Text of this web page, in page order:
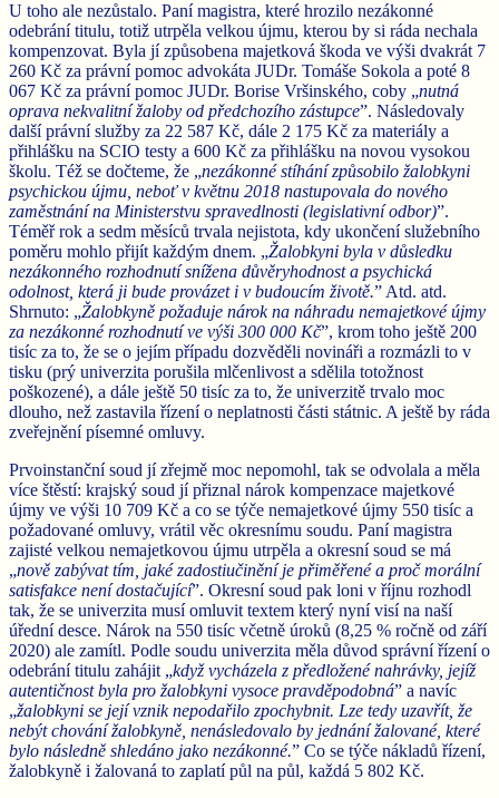
U toho ale nezůstalo. Paní magistra, které hrozilo nezákonné
odebrání titulu, totiž utrpěla velkou újmu, kterou by si ráda nechala
kompenzovat. Byla jí způsobena majetková škoda ve výši dvakrát 7
260 Kč za právní pomoc advokáta JUDr. Tomáše Sokola a poté 8
067 Kč za právní pomoc JUDr. Borise Vršinského, coby „nutná
oprava nekvalitní žaloby od předchozího zástupce”. Následovaly
další právní služby za 22 587 Kč, dále 2 175 Kč za materiály a
přihlášku na SCIO testy a 600 Kč za přihlášku na novou vysokou
školu. Též se dočteme, že „nezákonné stíhání způsobilo žalobkyni
psychickou újmu, neboť v květnu 2018 nastupovala do nového
zaměstnání na Ministerstvu spravedlnosti (legislativní odbor)”.
Téměř rok a sedm měsíců trvala nejistota, kdy ukončení služebního
poměru mohlo přijít každým dnem. „Žalobkyni byla v důsledku
nezákonného rozhodnutí snížena důvěryhodnost a psychická
odolnost, která ji bude provázet i v budoucím životě.” Atd. atd.
Shrnuto: „Žalobkyně požaduje nárok na náhradu nemajetkové újmy
za nezákonné rozhodnutí ve výši 300 000 Kč”, krom toho ještě 200
tisíc za to, že se o jejím případu dozvěděli novináři a rozmázli to v
tisku (prý univerzita porušila mlčenlivost a sdělila totožnost
poškozené), a dále ještě 50 tisíc za to, že univerzitě trvalo moc
dlouho, než zastavila řízení o neplatnosti části státnic. A ještě by ráda
zveřejnění písemné omluvy.
Prvoinstanční soud jí zřejmě moc nepomohl, tak se odvolala a měla
více štěstí: krajský soud jí přiznal nárok kompenzace majetkové
újmy ve výši 10 709 Kč a co se týče nemajetkové újmy 550 tisíc a
požadované omluvy, vrátil věc okresnímu soudu. Paní magistra
zajisté velkou nemajetkovou újmu utrpěla a okresní soud se má
„nově zabývat tím, jaké zadostiučinění je přiměřené a proč morální
satisfakce není dostačující”. Okresní soud pak loni v říjnu rozhodl
tak, že se univerzita musí omluvit textem který nyní visí na naší
úřední desce. Nárok na 550 tisíc včetně úroků (8,25 % ročně od září
2020) ale zamítl. Podle soudu univerzita měla důvod správní řízení o
odebrání titulu zahájit „když vycházela z předložené nahrávky, jejíž
autentičnost byla pro žalobkyni vysoce pravděpodobná” a navíc
„žalobkyni se její vznik nepodařilo zpochybnit. Lze tedy uzavřít, že
nebýt chování žalobkyně, nenásledovalo by jednání žalované, které
bylo následně shledáno jako nezákonné.” Co se týče nákladů řízení,
žalobkyně i žalovaná to zaplatí půl na půl, každá 5 802 Kč.